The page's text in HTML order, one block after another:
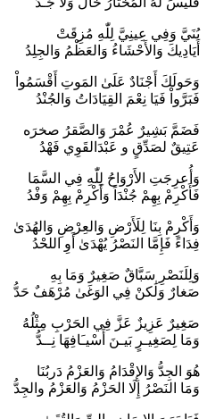
بُنَيَّ وَفِي عِينِيَّ لِلّٰهِ مُزِقَتْ
أَيَادِيكَ وَالأَحْشَاءُ وَالعَظْمُ وَالجِلِدُ
وَحَولَكَ أَجْنَادٌ عَلَىٰ المَوتِ أَقْسَمُواْ
فَبَرَّواْ فَيَا نِعْمَ القِيَادَاتُ وَالجُنْدُ
فَضَمَّ بَشِيرٌ عُمْرَ وَالصَّقرُ صخرَه
عَتِيقٌ لصَدِّقٍ و عَبْدَالقَوِي فَهْدُ
وَأُعرِجَتِ الأَرْوَاحُ لِلّٰهِ فِي السَّمَا
فَأَكْرِمْ بِهِمْ جُنْدَاً وَأَكْرِمْ بِهِمْ وَفْدُ
وَأَكْرِمْ بِنَا لِلَأَرْضِ وَالعِرْضِ وَالهُدَىٰ
فِدَاءً فَإِمَّا النَصْرُ يُهْدَىٰ أَوِ اللحْدُ
وَلِلَنَصْرِ سَبَّاقٌ صَغِيرٌ وَمَا بِهِ
صَغارٌ وَلَٰكنْ فِي الوَغَىٰ مُرْهَفٌ حَدُّ
صَغِيرٌ عَزِيزٌ عَزَّ فِي الحَرْبِ مِثْلُهُ
وَمَا لِصَغِيـرٍ بَيـنَ أَسْيـَافِهَا نِــدُّ
هُوَ الجِدُّ وَالإِقْدَامُ وَالعَزْمُ دَربُنَا
وَمَا النَصْرُ إِلَا الحَزْمُ وَالعَزْمُ والجِدُّ